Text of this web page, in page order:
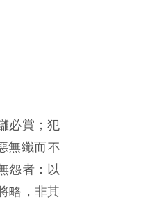
必賞；犯
無纖而不
怨者：以
略，非其